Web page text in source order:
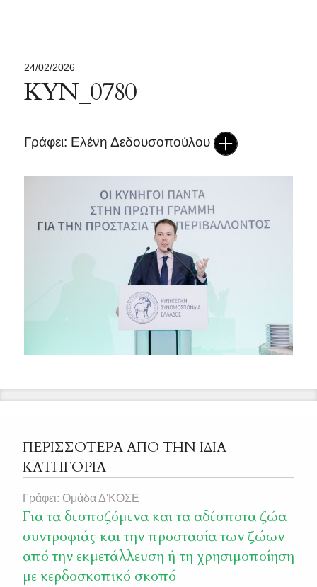
24/02/2026
ΚΥΝ_0780
Γράφει: Ελένη Δεδουσοπούλου
ΠΕΡΙΣΣΟΤΕΡΑ ΑΠΟ ΤΗΝ ΙΔΙΑ
ΚΑΤΗΓΟΡΙΑ
Γράφει: Ομάδα Δ'ΚΟΣΕ
Για τα δεσποζόμενα και τα αδέσποτα ζώα
συντροφιάς και την προστασία των ζώων
από την εκμετάλλευση ή τη χρησιμοποίηση
με κερδοσκοπικό σκοπό